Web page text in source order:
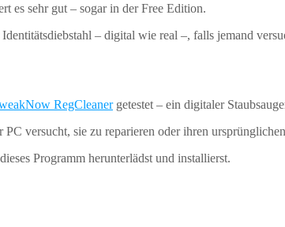
es sehr gut – sogar in der Free Edition.
– digital wie real –, falls jemand
RegCleanergetestet – ein digitaler
versucht, sie zu reparieren oder ihren
Programm herunterlädst und installierst.